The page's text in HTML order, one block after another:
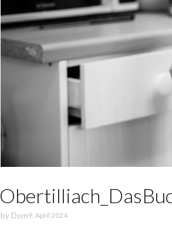
by Dom9. April 2024